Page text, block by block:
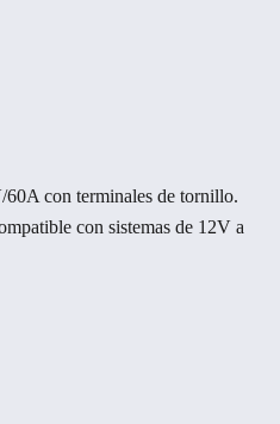
con terminales de tornillo.
con sistemas de 12V a